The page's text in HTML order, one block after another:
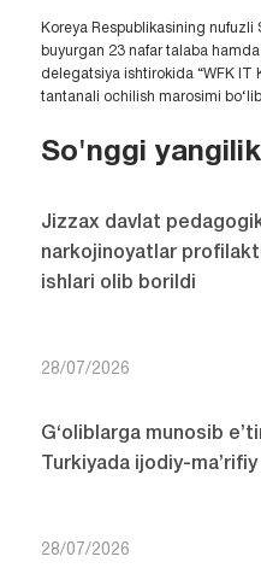
Koreya Respublikasining
buyurgan 23 nafar talaba
delegatsiya ishtirokida “WFK IT
tantanali ochilish marosimi bo‘lib
So'nggi
Jizzax davlat
narkojinoyatlar
ishlari olib borildi
28/07/2026
G‘oliblarga munosib
Turkiyada ijodiy-
28/07/2026